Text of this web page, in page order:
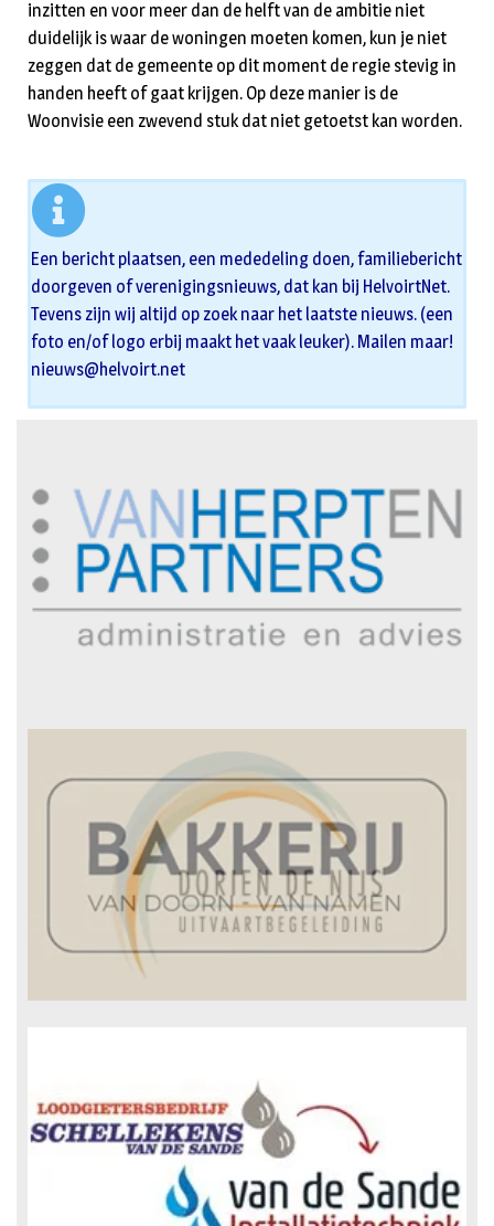
inzitten en voor meer dan de helft van de ambitie niet
duidelijk is waar de woningen moeten komen, kun je niet
zeggen dat de gemeente op dit moment de regie stevig in
handen heeft of gaat krijgen. Op deze manier is de
Woonvisie een zwevend stuk dat niet getoetst kan worden.
Een bericht plaatsen, een mededeling doen, familiebericht
doorgeven of verenigingsnieuws, dat kan bij HelvoirtNet.
Tevens zijn wij altijd op zoek naar het laatste nieuws. (een
foto en/of logo erbij maakt het vaak leuker). Mailen maar!
nieuws@helvoirt.net